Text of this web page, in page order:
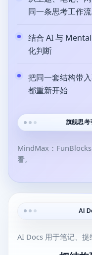
同一条思考工作流
结合 AI 与
化判断
把同一套结构带
都重新开始
旗舰思考
MindMax：
看。
AI
AI Docs 用于笔记、提